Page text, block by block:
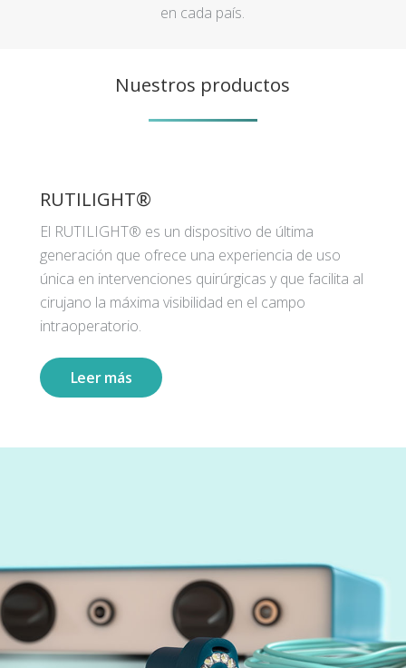
en cada país.
Nuestros productos
RUTILIGHT®
El RUTILIGHT® es un dispositivo de última
generación que ofrece una experiencia de uso
única en intervenciones quirúrgicas y que facilita al
cirujano la máxima visibilidad en el campo
intraoperatorio.
Leer más